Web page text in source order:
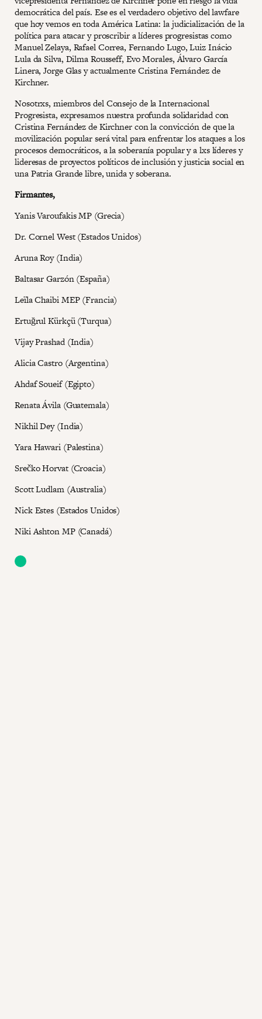
democrática del país. Ese es el verdadero objetivo del lawfare
que hoy vemos en toda América Latina: la judicialización de la
política para atacar y proscribir a líderes progresistas como
Manuel Zelaya, Rafael Correa, Fernando Lugo, Luiz Inácio
Lula da Silva, Dilma Rousseff, Evo Morales, Álvaro García
Linera, Jorge Glas y actualmente Cristina Fernández de
Kirchner.
Nosotrxs, miembros del Consejo de la Internacional
Progresista, expresamos nuestra profunda solidaridad con
Cristina Fernández de Kirchner con la convicción de que la
movilización popular será vital para enfrentar los ataques a los
procesos democráticos, a la soberanía popular y a lxs líderes y
lideresas de proyectos políticos de inclusión y justicia social en
una Patria Grande libre, unida y soberana.
Firmantes,
Yanis Varoufakis MP (Grecia)
Dr. Cornel West (Estados Unidos)
Aruna Roy (India)
Baltasar Garzón (España)
Leïla Chaibi MEP (Francia)
Ertuğrul Kürkçü (Turqua)
Vijay Prashad (India)
Alicia Castro (Argentina)
Ahdaf Soueif (Egipto)
Renata Ávila (Guatemala)
Nikhil Dey (India)
Yara Hawari (Palestina)
Srečko Horvat (Croacia)
Scott Ludlam (Australia)
Nick Estes (Estados Unidos)
Niki Ashton MP (Canadá)